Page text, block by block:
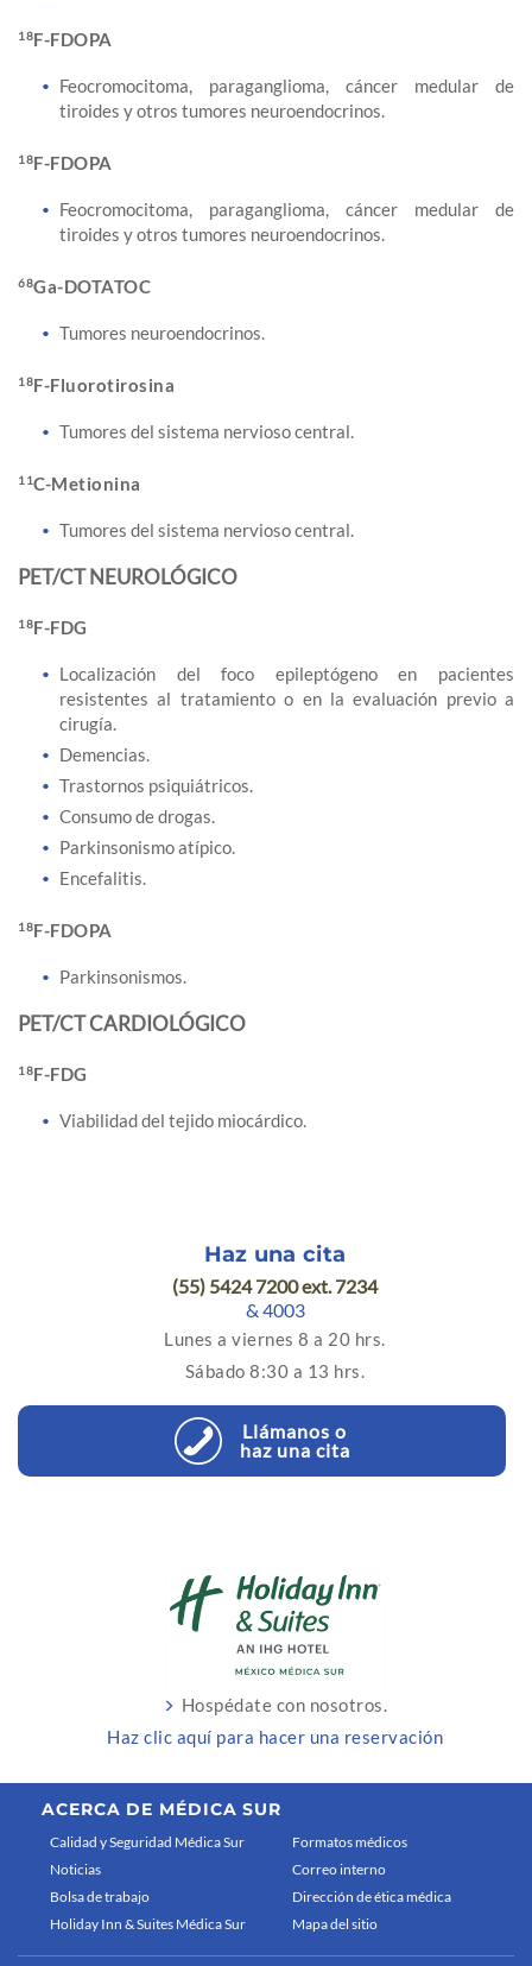
18F-FDOPA
Feocromocitoma, paraganglioma, cáncer medular de
tiroides y otros tumores neuroendocrinos.
18F-FDOPA
Feocromocitoma, paraganglioma, cáncer medular de
tiroides y otros tumores neuroendocrinos.
68Ga-DOTATOC
Tumores neuroendocrinos.
18F-Fluorotirosina
Tumores del sistema nervioso central.
11C-Metionina
Tumores del sistema nervioso central.
PET/CT NEUROLÓGICO
18F-FDG
Localización del foco epileptógeno en pacientes
resistentes al tratamiento o en la evaluación previo a
cirugía.
Demencias.
Trastornos psiquiátricos.
Consumo de drogas.
Parkinsonismo atípico.
Encefalitis.
18F-FDOPA
Parkinsonismos.
PET/CT CARDIOLÓGICO
18F-FDG
Viabilidad del tejido miocárdico.
Haz una cita
(55) 5424 7200 ext. 7234
& 4003
Lunes a viernes 8 a 20 hrs.
Sábado 8:30 a 13 hrs.
Llámanos o
haz una cita
Hospédate con nosotros.
Haz clic aquí para hacer una reservación
ACERCA DE MÉDICA SUR
Calidad y Seguridad Médica Sur
Noticias
Bolsa de trabajo
Holiday Inn & Suites Médica Sur
Formatos médicos
Correo interno
Dirección de ética médica
Mapa del sitio